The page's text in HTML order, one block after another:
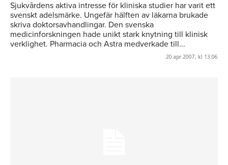
Sjukvårdens aktiva intresse för kliniska studier har varit ett
svenskt adelsmärke. Ungefär hälften av läkarna brukade
skriva doktorsavhandlingar. Den svenska
medicinforskningen hade unikt stark knytning till klinisk
verklighet. Pharmacia och Astra medverkade till...
20 apr 2007, kl 13:06